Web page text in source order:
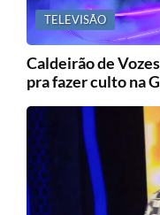
TELEVISÃO
Caldeirão de
pra fazer culto na